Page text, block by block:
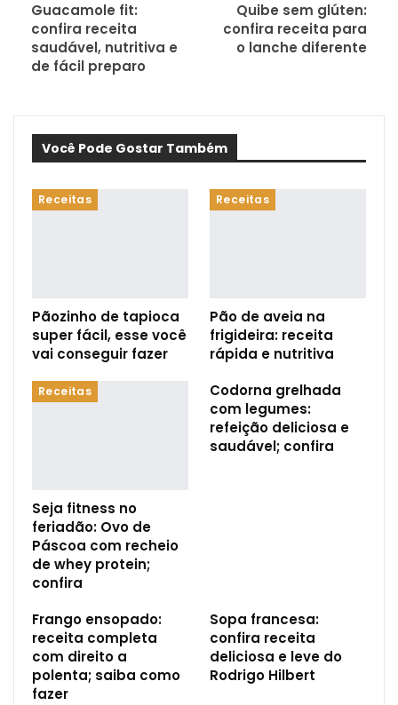
Guacamole fit:
confira receita
saudável, nutritiva e
de fácil preparo
Quibe sem glúten:
confira receita para
o lanche diferente
Você Pode Gostar Também
Receitas
Pãozinho de tapioca
super fácil, esse você
vai conseguir fazer
Receitas
Pão de aveia na
frigideira: receita
rápida e nutritiva
Receitas
Seja fitness no
feriadão: Ovo de
Páscoa com recheio
de whey protein;
confira
Codorna grelhada
com legumes:
refeição deliciosa e
saudável; confira
Frango ensopado:
receita completa
com direito a
polenta; saiba como
fazer
Sopa francesa:
confira receita
deliciosa e leve do
Rodrigo Hilbert